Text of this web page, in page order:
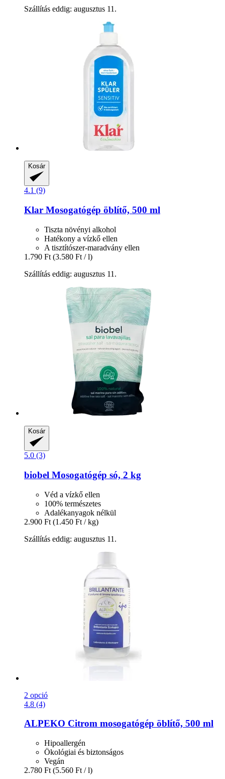
Szállítás eddig: augusztus 11.
Kosár
4.1 (9)
Klar Mosogatógép öblítő, 500 ml
Tiszta növényi alkohol
Hatékony a vízkő ellen
A tisztítószer-maradvány ellen
1.790 Ft (3.580 Ft / l)
Szállítás eddig: augusztus 11.
Kosár
5.0 (3)
biobel Mosogatógép só, 2 kg
Véd a vízkő ellen
100% természetes
Adalékanyagok nélkül
2.900 Ft (1.450 Ft / kg)
Szállítás eddig: augusztus 11.
2 opció
4.8 (4)
ALPEKO Citrom mosogatógép öblítő, 500 ml
Hipoallergén
Ökológiai és biztonságos
Vegán
2.780 Ft (5.560 Ft / l)